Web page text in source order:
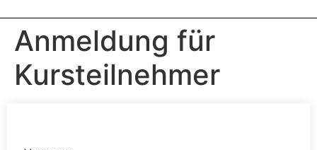
Anmeldung für
Kursteilnehmer